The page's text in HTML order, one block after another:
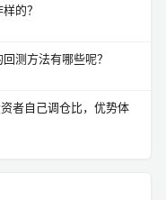
的？
测方法有哪些呢？
者自己调仓比，优势体